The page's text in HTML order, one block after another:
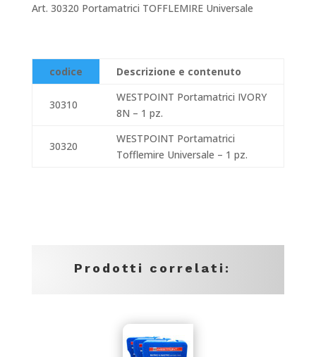
Art. 30320 Portamatrici TOFFLEMIRE Universale
codice Descrizione e contenuto
30310
WESTPOINT Portamatrici IVORY
8N – 1 pz.
30320
WESTPOINT Portamatrici
Tofflemire Universale – 1 pz.
Prodotti correlati: